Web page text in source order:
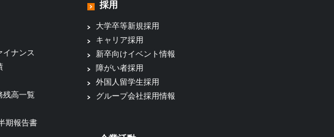
イナンス
残高一覧
期報告書
採用
大学卒等新規採用
キャリア採用
新卒向けイベント情報
障がい者採用
外国人留学生採用
グループ会社採用情報